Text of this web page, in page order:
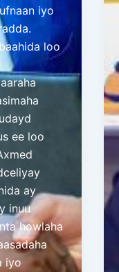
iyo
loo
ee loo
ay
inuu
howlaha
iyo